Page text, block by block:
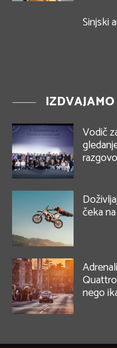
Sinjski
IZDVAJAMO
Vodič
čeka
nego